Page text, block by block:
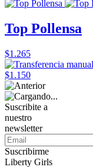
Top Pollensa
$1.265
$1.150
Suscribite a
nuestro
newsletter
Suscribirme
Liberty Girls